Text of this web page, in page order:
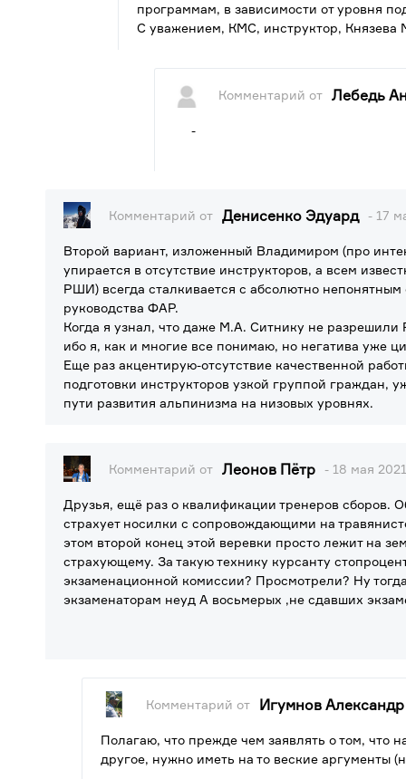
программам, в зависимости от уровня
С уважением, КМС, инструктор, Князева
Комментарий от Лебедь
-
Комментарий от Денисенко Эдуард - 17
Второй вариант, изложенный Владимиром (про
упирается в отсутствие инструкторов, а всем
РШИ) всегда сталкивается с абсолютно
руководства ФАР.
Когда я узнал, что даже М.А. Ситнику не
ибо я, как и многие все понимаю, но негатива уже
Еще раз акцентирую-отсутствие качественной
подготовки инструкторов узкой группой граждан,
пути развития альпинизма на низовых уровнях.
Комментарий от Леонов Пётр - 18 мая
Друзья, ещё раз о квалификации тренеров сборов.
страхует носилки с сопровождающими на
этом второй конец этой веревки просто лежит на
страхующему. За такую технику курсанту
экзаменационной комиссии? Просмотрели? Ну
экзаменаторам неуд А восьмерых ,не сдавших
Комментарий от Игумнов Александр
Полагаю, что прежде чем заявлять о том, что
другое, нужно иметь на то веские аргументы